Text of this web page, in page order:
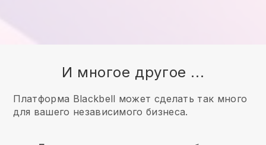
И многое другое ...
Платформа Blackbell может сделать так много
для вашего независимого бизнеса.